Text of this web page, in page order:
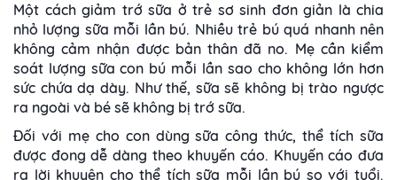
Một cách giảm trớ sữa ở trẻ sơ sinh đơn giản là chia
nhỏ lượng sữa mỗi lần bú. Nhiều trẻ bú quá nhanh nên
không cảm nhận được bản thân đã no. Mẹ cần kiểm
soát lượng sữa con bú mỗi lần sao cho không lớn hơn
sức chứa dạ dày. Như thế, sữa sẽ không bị trào ngược
ra ngoài và bé sẽ không bị trớ sữa.
Đối với mẹ cho con dùng sữa công thức, thể tích sữa
được đong dễ dàng theo khuyến cáo. Khuyến cáo đưa
ra lời khuyên cho thể tích sữa mỗi lần bú so với tuổi.